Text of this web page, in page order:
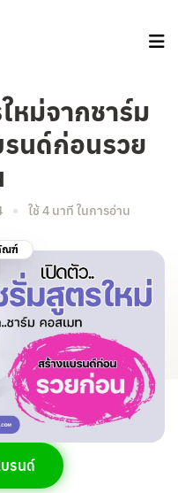
หม่จากชาร์ม
นด์ก่อนรวย
ใช้ 4 นาที ในการอ่าน
ณฑ์
รนด์